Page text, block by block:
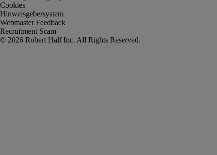
Cookies
Hinweisgebersystem
Webmaster Feedback
Recruitment Scam